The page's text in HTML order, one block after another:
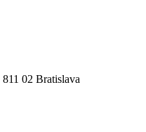
02 Bratislava